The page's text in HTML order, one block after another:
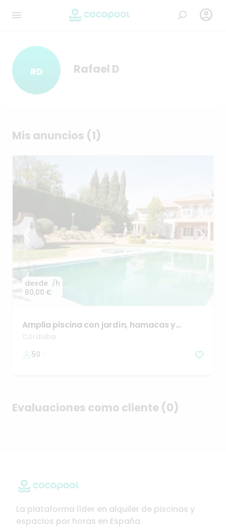

RD Rafael D
Mis anuncios (1)
desde
60,00 €
/h
Amplia piscina con jardín​,​ hamacasy
barbacoa
Córdoba
50
Evaluaciones como cliente (0)
La plataforma líder en alquiler de piscinas y
espacios por horas en España.